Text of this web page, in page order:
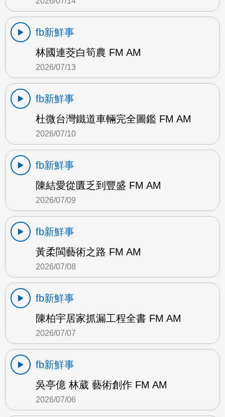
fb新鮮事
林國連茭白筍農 FM AM
2026/07/13
fb新鮮事
杜微台灣鐵道車輛完全圖鑑 FM AM
2026/07/10
fb新鮮事
陳結愛從匱乏到豐盛 FM AM
2026/07/09
fb新鮮事
黃柔閩藝術之路 FM AM
2026/07/08
fb新鮮事
陳柏宇居家抓漏工程全書 FM AM
2026/07/07
fb新鮮事
吳亭億 林葳 藝術創作 FM AM
2026/07/06